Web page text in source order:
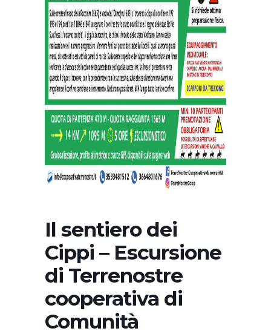
Il sentiero dei
Cippi – Escursione
di Terrenostre
cooperativa di
Comunità